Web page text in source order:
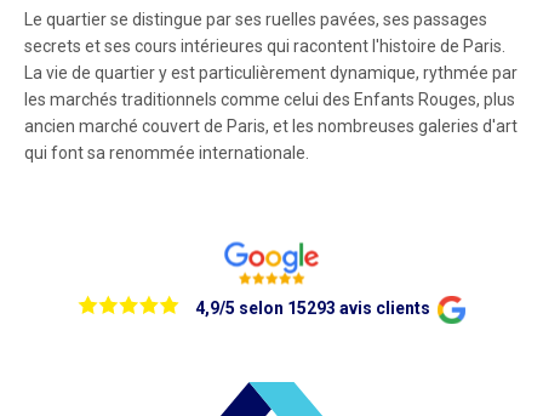
Le quartier se distingue par ses ruelles pavées, ses passages
secrets et ses cours intérieures qui racontent l'histoire de Paris.
La vie de quartier y est particulièrement dynamique, rythmée par
les marchés traditionnels comme celui des Enfants Rouges, plus
ancien marché couvert de Paris, et les nombreuses galeries d'art
qui font sa renommée internationale.
4,9/5 selon 15293 avis clients